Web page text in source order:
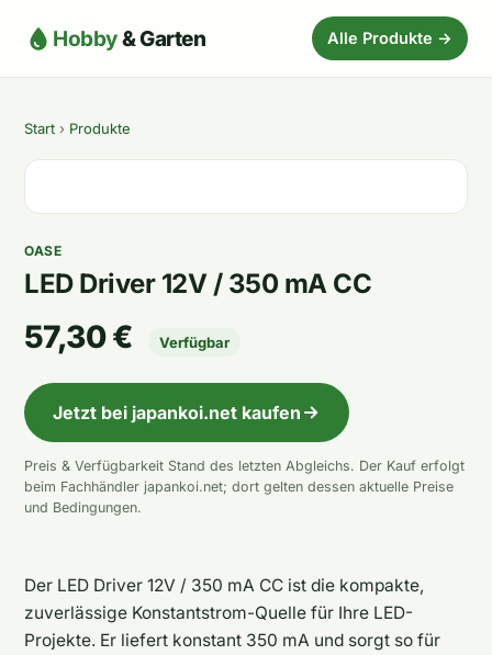
Hobby& Garten Alle Produkte →
Start › Produkte
OASE
LED Driver 12V / 350 mA CC
57,30 € Verfügbar
Jetzt bei japankoi.net kaufen
Preis & Verfügbarkeit Stand des letzten Abgleichs. Der Kauf erfolgt
beim Fachhändler japankoi.net; dort gelten dessen aktuelle Preise
und Bedingungen.
Der LED Driver 12V / 350 mA CC ist die kompakte,
zuverlässige Konstantstrom-Quelle für Ihre LED-
Projekte. Er liefert konstant 350 mA und sorgt so für